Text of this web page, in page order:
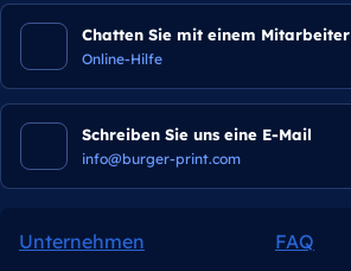
Chatten Sie mit einem Mitarbeiter
Online-Hilfe
Schreiben Sie uns eine E-Mail
info@burger-print.com
Unternehmen
FAQ